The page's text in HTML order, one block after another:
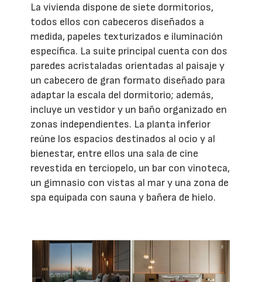
La vivienda dispone de siete dormitorios,
todos ellos con cabeceros diseñados a
medida, papeles texturizados e iluminación
específica. La suite principal cuenta con dos
paredes acristaladas orientadas al paisaje y
un cabecero de gran formato diseñado para
adaptar la escala del dormitorio; además,
incluye un vestidor y un baño organizado en
zonas independientes. La planta inferior
reúne los espacios destinados al ocio y al
bienestar, entre ellos una sala de cine
revestida en terciopelo, un bar con vinoteca,
un gimnasio con vistas al mar y una zona de
spa equipada con sauna y bañera de hielo.